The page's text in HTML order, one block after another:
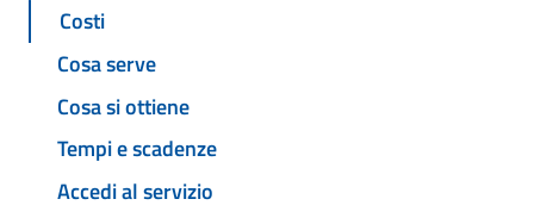
Costi
Cosa serve
Cosa si ottiene
Tempi e scadenze
Accedi al servizio